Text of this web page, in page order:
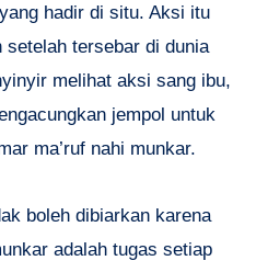
hadir di situ. Aksi itu
setelah tersebar di dunia
melihat aksi sang ibu,
jempol untuk
ma’ruf nahi munkar.
boleh dibiarkan karena
adalah tugas setiap